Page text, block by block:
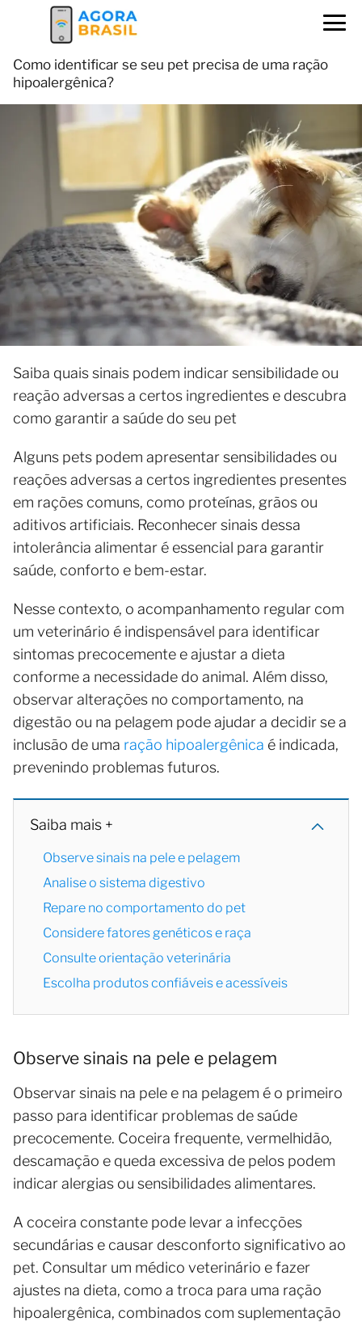
Como identificar se seu pet precisa de uma ração
hipoalergênica?
Saiba quais sinais podem indicar sensibilidade ou
reação adversas a certos ingredientes e descubra
como garantir a saúde do seu pet
Alguns pets podem apresentar sensibilidades ou
reações adversas a certos ingredientes presentes
em rações comuns, como proteínas, grãos ou
aditivos artificiais. Reconhecer sinais dessa
intolerância alimentar é essencial para garantir
saúde, conforto e bem-estar.
Nesse contexto, o acompanhamento regular com
um veterinário é indispensável para identificar
sintomas precocemente e ajustar a dieta
conforme a necessidade do animal. Além disso,
observar alterações no comportamento, na
digestão ou na pelagem pode ajudar a decidir se a
inclusão de uma ração hipoalergênica é indicada,
prevenindo problemas futuros.
Saiba mais +
Observe sinais na pele e pelagem
Analise o sistema digestivo
Repare no comportamento do pet
Considere fatores genéticos e raça
Consulte orientação veterinária
Escolha produtos confiáveis e acessíveis
Observe sinais na pele e pelagem
Observar sinais na pele e na pelagem é o primeiro
passo para identificar problemas de saúde
precocemente. Coceira frequente, vermelhidão,
descamação e queda excessiva de pelos podem
indicar alergias ou sensibilidades alimentares.
A coceira constante pode levar a infecções
secundárias e causar desconforto significativo ao
pet. Consultar um médico veterinário e fazer
ajustes na dieta, como a troca para uma ração
hipoalergênica, combinados com suplementação